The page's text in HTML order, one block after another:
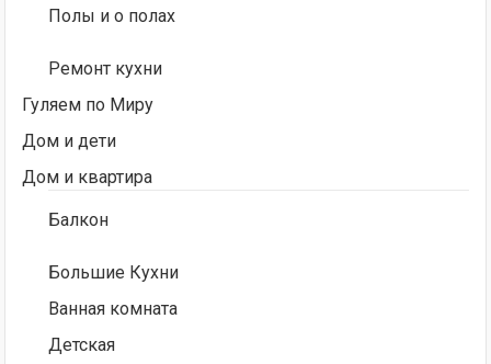
Полы и о полах
Ремонт кухни
Гуляем по Миру
Дом и дети
Дом и квартира
Балкон
Большие Кухни
Ванная комната
Детская